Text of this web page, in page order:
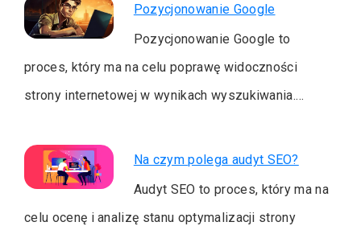
Pozycjonowanie Google
Pozycjonowanie Google to
proces, który ma na celu poprawę widoczności
strony internetowej w wynikach wyszukiwania.…
Na czym polega audyt SEO?
Audyt SEO to proces, który ma na
celu ocenę i analizę stanu optymalizacji strony